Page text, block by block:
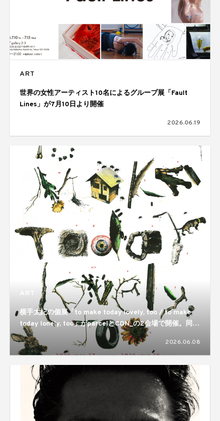
ART
世界の女性アーティスト10名によるグループ展「Fault
Lines」が7月10日より開催
2026.06.19
ART
横手太紀の個展「to make today lovely, too / to make
today lonely, too」がparcelとCON_の2会場で開催。同じ
ものが視点ひとつで反転するという両義性が静かに差し出
される
2026.06.08